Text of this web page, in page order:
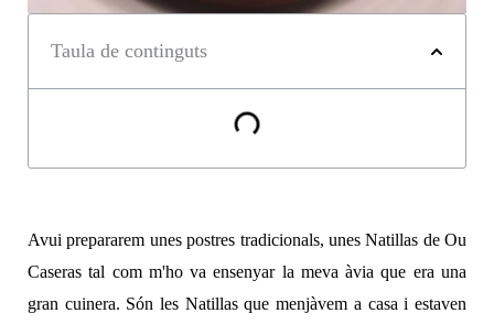
Taula de continguts
Avui prepararem unes postres tradicionals, unes Natillas de Ou
Caseras tal com m'ho va ensenyar la meva àvia que era una
gran cuinera. Són les Natillas que menjàvem a casa i estaven